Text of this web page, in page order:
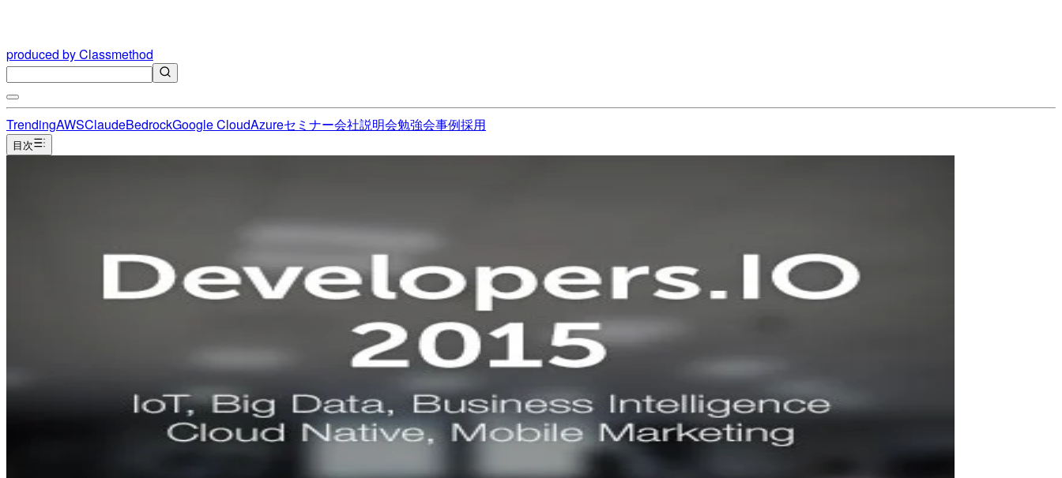
produced by Classmethod
TrendingAWSClaudeBedrockGoogle CloudAzureセミナー会社説明会勉強会事例採用
目次